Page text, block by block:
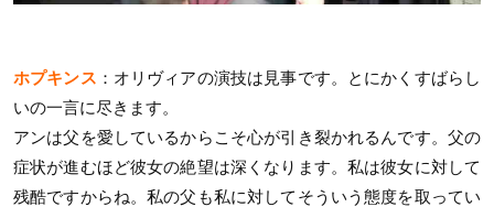
ホプキンス ：オリヴィアの演技は見事です。とにかくすばらし
いの一言に尽きます。
アンは父を愛しているからこそ心が引き裂かれるんです。父の
症状が進むほど彼女の絶望は深くなります。私は彼女に対して
残酷ですからね。私の父も私に対してそういう態度を取ってい